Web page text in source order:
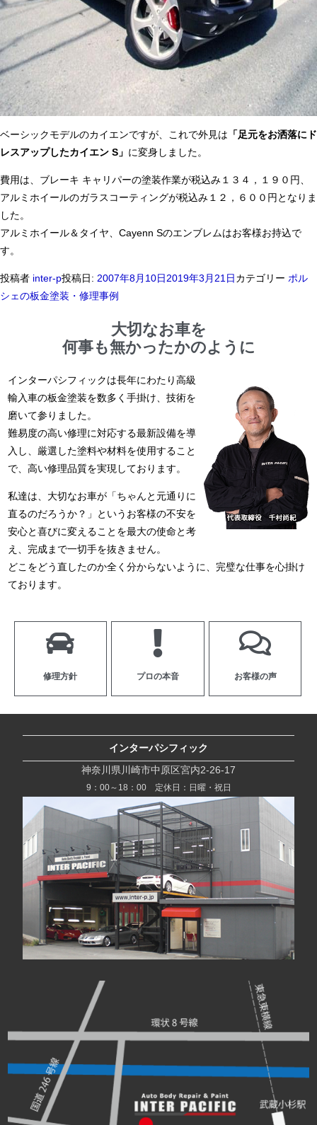
ベーシックモデルのカイエンですが、これで外見は 「足元をお洒落にド
レスアップしたカイエン S」 に変身しました。
費用は、ブレーキ キャリパーの塗装作業が税込み１３４，１９０円、
アルミホイールのガラスコーティングが税込み１２，６００円となりま
した。
アルミホイール＆タイヤ、Cayenn Sのエンブレムはお客様お持込で
す。
投稿者 inter-p投稿日: 2007年8月10日2019年3月21日カテゴリー ポル
シェの板金塗装・修理事例
大切なお車を
何事も無かったかのように
インターパシフィックは長年にわたり高級
輸入車の板金塗装を数多く手掛け、技術を
磨いて参りました。
難易度の高い修理に対応する最新設備を導
入し、厳選した塗料や材料を使用すること
で、高い修理品質を実現しております。
私達は、大切なお車が「ちゃんと元通りに
直るのだろうか？」というお客様の不安を
安心と喜びに変えることを最大の使命と考
え、完成まで一切手を抜きません。
どこをどう直したのか全く分からないように、完璧な仕事を心掛け
ております。
修理方針 プロの本音 お客様の声
インターパシフィック
神奈川県川崎市中原区宮内2-26-17
9：00～18：00 定休日：日曜・祝日